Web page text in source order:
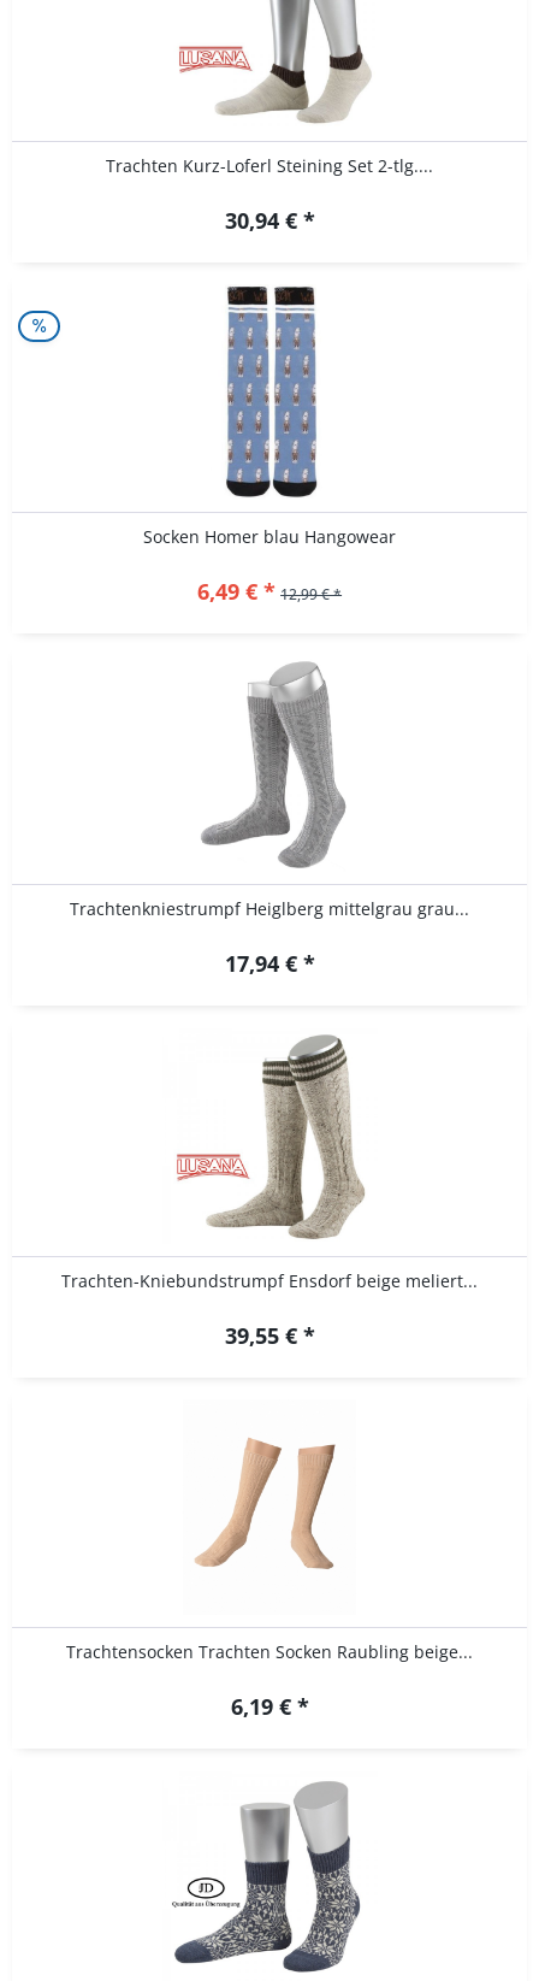
Trachten Kurz-Loferl Steining Set 2-tlg....
30,94 € *
Socken Homer blau Hangowear
6,49 € * 12,99 € *
Trachtenkniestrumpf Heiglberg mittelgrau grau...
17,94 € *
Trachten-Kniebundstrumpf Ensdorf beige meliert...
39,55 € *
Trachtensocken Trachten Socken Raubling beige...
6,19 € *